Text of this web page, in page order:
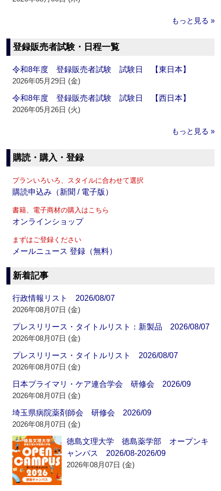
もっと見る »
登録販売者試験・日程一覧
令和8年度 登録販売者試験 試験日 【東日本】
2026年05月29日 (金)
令和8年度 登録販売者試験 試験日 【西日本】
2026年05月26日 (火)
もっと見る »
購読・購入・登録
プランいろいろ、スタイルに合わせて選択
購読申込み（新聞 / 電子版）
書籍、電子商材の購入はこちら
オンラインショップ
まずはご登録ください
メールニュース 登録（無料）
新着記事
行政情報リスト 2026/08/07
2026年08月07日 (金)
プレスリリース・タイトルリスト：新製品 2026/08/07
2026年08月07日 (金)
プレスリリース・タイトルリスト 2026/08/07
2026年08月07日 (金)
日本プライマリ・ケア連合学会 研修会 2026/09
2026年08月07日 (金)
埼玉県病院薬剤師会 研修会 2026/09
2026年08月07日 (金)
徳島文理大学 徳島薬学部 オープンキ
ャンパス 2026/08-2026/09
2026年08月07日 (金)